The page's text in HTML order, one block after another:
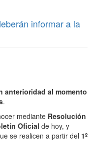
informar a la
anterioridad al momento
.
mediante Resolución
Oficial de hoy, y
se realicen a partir del 1º